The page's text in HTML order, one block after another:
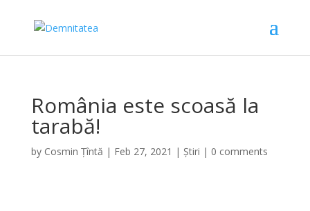
România este scoasă la
tarabă!
by Cosmin Țîntă | Feb 27, 2021 | Știri | 0 comments